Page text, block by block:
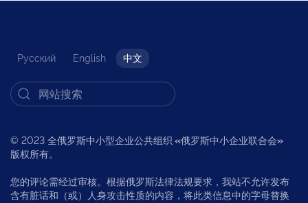
Русский English 中文
© 2023 全俄罗斯中小型企业公共组织 «俄罗斯中小企业联合会»
版权所有。
您的评论需经过审核。根据俄罗斯法律法规要求，我站不允许发布
含有脏话和（或）人身攻击性质的内容，将此类信息中的字母替换